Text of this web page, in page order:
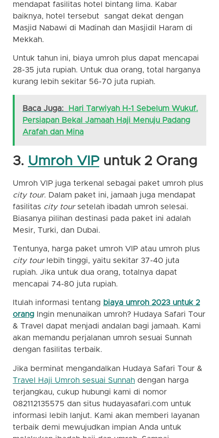
mendapat fasilitas hotel bintang lima. Kabar
baiknya, hotel tersebut sangat dekat dengan
Masjid Nabawi di Madinah dan Masjidil Haram di
Mekkah.
Untuk tahun ini, biaya umroh plus dapat mencapai
28-35 juta rupiah. Untuk dua orang, total harganya
kurang lebih sekitar 56-70 juta rupiah.
Baca Juga:
Hari Tarwiyah H-1 Sebelum Wukuf.
Persiapan Bekal Jamaah Haji Menuju Padang
Arafah dan Mina
3. Umroh VIPuntuk 2 Orang
Umroh VIP juga terkenal sebagai paket umroh plus
city tour. Dalam paket ini, jamaah juga mendapat
fasilitas city tour setelah ibadah umroh selesai.
Biasanya pilihan destinasi pada paket ini adalah
Mesir, Turki, dan Dubai.
Tentunya, harga paket umroh VIP atau umroh plus
city tour lebih tinggi, yaitu sekitar 37-40 juta
rupiah. Jika untuk dua orang, totalnya dapat
mencapai 74-80 juta rupiah.
Itulah informasi tentang biaya umroh 2023 untuk 2
orang Ingin menunaikan umroh? Hudaya Safari Tour
& Travel dapat menjadi andalan bagi jamaah. Kami
akan memandu perjalanan umroh sesuai Sunnah
dengan fasilitas terbaik.
Jika berminat mengandalkan Hudaya Safari Tour &
Travel Haji Umroh sesuai Sunnah dengan harga
terjangkau, cukup hubungi kami di nomor
082112135575 dan situs hudayasafari.com untuk
informasi lebih lanjut. Kami akan memberi layanan
terbaik demi mewujudkan impian Anda untuk